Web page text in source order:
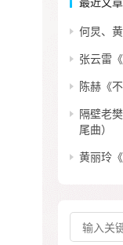
何炅、
张云雷
陈赫《
隔壁老
尾曲）
黄丽玲